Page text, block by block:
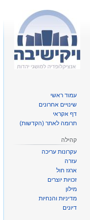
עמוד ראשי
שינויים אחרונים
דף אקראי
תרומה לאתר (הקדשות)
קהילה
עקרונות עריכה
עזרה
ארגז חול
זכויות יוצרים
מילון
מדיניות והנחיות
דיונים